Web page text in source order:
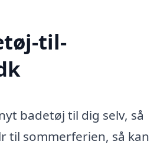
til-
badetøj til dig selv, så
til sommerferien, så kan